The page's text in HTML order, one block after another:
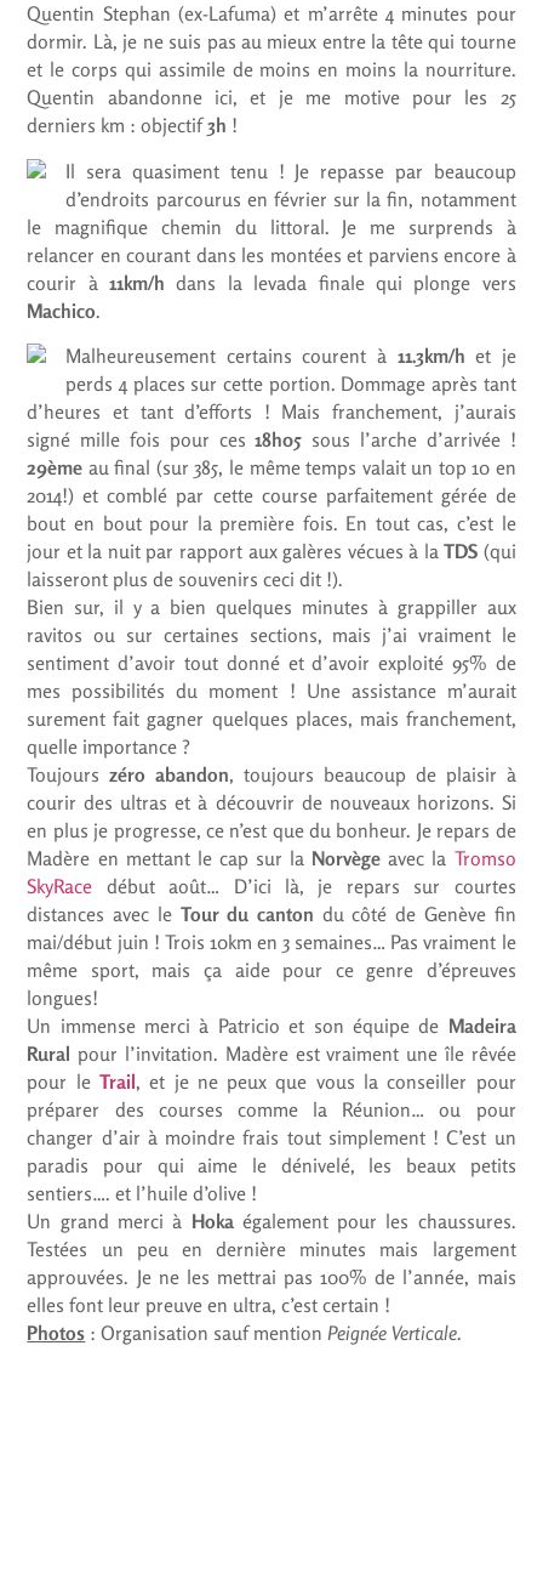
Quentin Stephan (ex-Lafuma) et m’arrête 4 minutes pour
dormir. Là, je ne suis pas au mieux entre la tête qui tourne
et le corps qui assimile de moins en moins la nourriture.
Quentin abandonne ici, et je me motive pour les 25
derniers km : objectif3h !
Il sera quasiment tenu ! Je repasse par beaucoup
d’endroits parcourus en février sur la fin, notamment
le magnifique chemin du littoral. Je me surprends à
relancer en courant dans les montées et parviens encore à
courir à11km/h dans la levada finale qui plonge vers
Machico.
Malheureusement certains courent à 11.3km/h et je
perds 4 places sur cette portion. Dommage après tant
d’heures et tant d’efforts ! Mais franchement, j’aurais
signé mille fois pour ces18h05 sous l’arche d’arrivée !
29ème au final (sur 385, le même temps valait un top 10 en
2014!) et comblé par cette course parfaitement gérée de
bout en bout pour la première fois. En tout cas, c’est le
jour et la nuit par rapport aux galères vécues à laTDS (qui
laisseront plus de souvenirs ceci dit !).
Bien sur, il y a bien quelques minutes à grappiller aux
ravitos ou sur certaines sections, mais j’ai vraiment le
sentiment d’avoir tout donné et d’avoir exploité 95% de
mes possibilités du moment ! Une assistance m’aurait
surement fait gagner quelques places, mais franchement,
quelle importance ?
Toujourszéro abandon, toujours beaucoup de plaisir à
courir des ultras et à découvrir de nouveaux horizons. Si
en plus je progresse, ce n’est que du bonheur. Je repars de
Madère en mettant le cap sur la Norvège avec la Tromso
SkyRace début août… D’ici là, je repars sur courtes
distances avec le Tour du canton du côté de Genève fin
mai/début juin ! Trois 10km en 3 semaines… Pas vraiment le
même sport, mais ça aide pour ce genre d’épreuves
longues!
Un immense merci à Patricio et son équipe de Madeira
Rural pour l’invitation. Madère est vraiment une île rêvée
pour le Trail, et je ne peux que vous la conseiller pour
préparer des courses comme la Réunion… ou pour
changer d’air à moindre frais tout simplement ! C’est un
paradis pour qui aime le dénivelé, les beaux petits
sentiers…. et l’huile d’olive !
Un grand merci à Hokaégalement pour les chaussures.
Testées un peu en dernière minutes mais largement
approuvées. Je ne les mettrai pas 100% de l’année, mais
elles font leur preuve en ultra, c’est certain !
Photos : Organisation sauf mentionPeignée Verticale.